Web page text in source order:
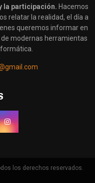
la participación. Hacemos
relatar la realidad, el día a
queremos informar en
modernas herramientas
los derechos reservados.